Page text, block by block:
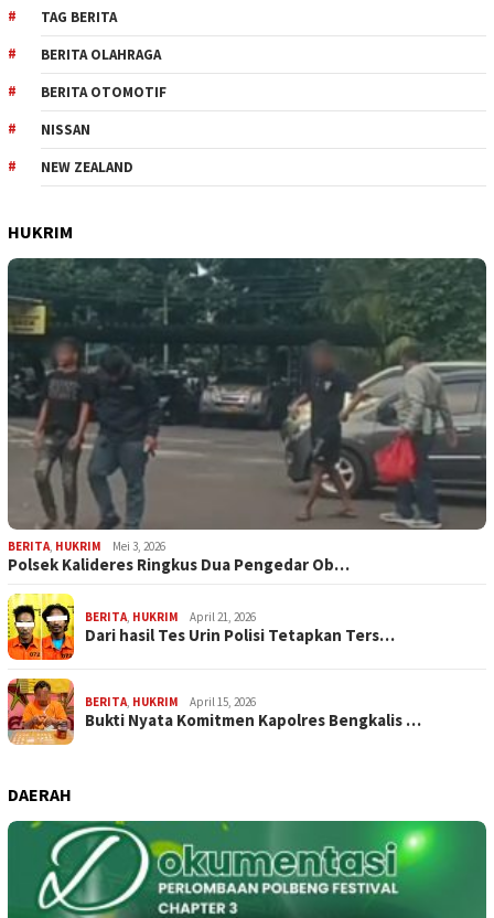
TAG BERITA
BERITA OLAHRAGA
BERITA OTOMOTIF
NISSAN
NEW ZEALAND
HUKRIM
BERITA, HUKRIM Mei 3, 2026
Polsek Kalideres Ringkus Dua Pengedar Ob…
BERITA, HUKRIM April 21, 2026
Dari hasil Tes Urin Polisi Tetapkan Ters…
BERITA, HUKRIM April 15, 2026
Bukti Nyata Komitmen Kapolres Bengkalis …
DAERAH